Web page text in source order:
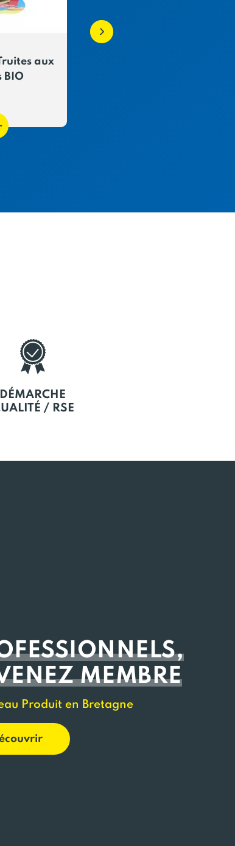
aux
BIO
DÉMARCHE
/ RSE
MEMBRE
Produit en Bretagne